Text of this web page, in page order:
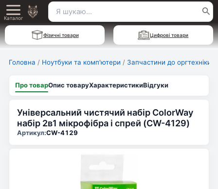
Перейти
до
вмісту
Main
Menu
Каталог
Пошук
для:
Фізичні товари Цифрові товари
Головна / Ноутбуки та комп'ютери / Запчастини до оргтехніки
Про товарОпис товаруХарактеристикиВідгуки
Універсальний чистячий набір ColorWay
набір 2в1 мікрофібра і спрей (CW-4129)
Артикул:CW-4129